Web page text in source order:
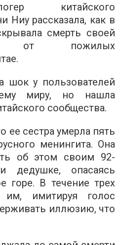
китайского
Ниу рассказала, как в
смерть своей
от пожилых
шок у пользователей
миру, но нашла
сообщества.
ее сестра умерла пять
менингита. Она
об этом своим 92-
дедушке, опасаясь
горе. В течение трех
имитируя голос
иллюзию, что